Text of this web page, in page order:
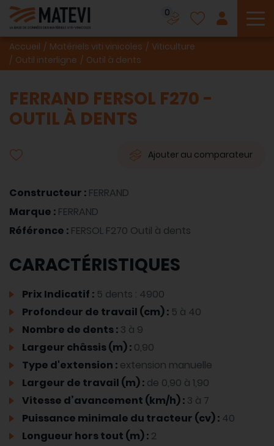
0
Accueil Matériels viti vinicoles
Viticulture
Outil interligne
Outil à dents
FERRAND FERSOL F270 -
OUTIL À DENTS
Ajouter au comparateur
Constructeur : FERRAND
Marque : FERRAND
Référence : FERSOL F270 Outil à dents
CARACTÉRISTIQUES
Prix Indicatif : 5 dents : 4900
Profondeur de travail (cm) : 5 à 40
Nombre de dents : 3 à 9
Largeur châssis (m) : 0,90
Type d'extension : extension manuelle
Largeur de travail (m) : de 0,90 à 1,90
Vitesse d’avancement (km/h) : 3 à 7
Puissance minimale du tracteur (cv) : 40
Longueur hors tout (m) : 2